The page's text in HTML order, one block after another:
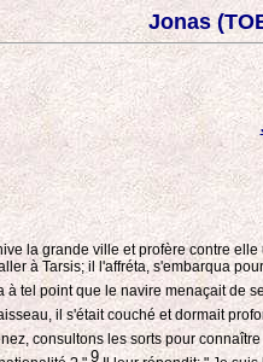
Jonas
la grande ville et profère contre
à Tarsis; il l'affréta, s'embarqua
tel point que le navire menaçait de
il s'était couché et dormait
consultons les sorts pour
9